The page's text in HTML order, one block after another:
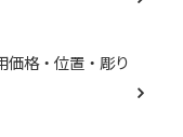
価格・位置・彫り